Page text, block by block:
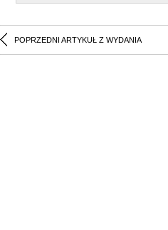
POPRZEDNI ARTYKUŁ Z WYDANIA